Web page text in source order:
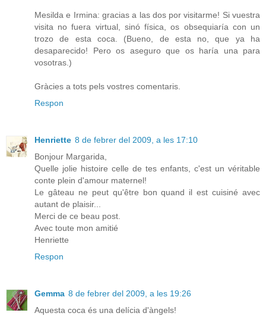
Mesilda e Irmina: gracias a las dos por visitarme! Si vuestra
visita no fuera virtual, sinó física, os obsequiaría con un
trozo de esta coca. (Bueno, de esta no, que ya ha
desaparecido! Pero os aseguro que os haría una para
vosotras.)
Gràcies a tots pels vostres comentaris.
Respon
Henriette 8 de febrer del 2009, a les 17:10
Bonjour Margarida,
Quelle jolie histoire celle de tes enfants, c'est un véritable
conte plein d'amour maternel!
Le gâteau ne peut qu'être bon quand il est cuisiné avec
autant de plaisir...
Merci de ce beau post.
Avec toute mon amitié
Henriette
Respon
Gemma 8 de febrer del 2009, a les 19:26
Aquesta coca és una delícia d'àngels!